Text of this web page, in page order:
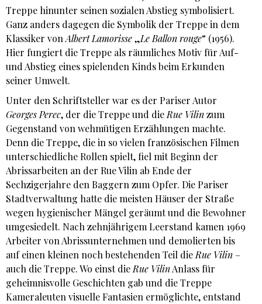
Treppe hinunter seinen sozialen Abstieg symbolisiert.
Ganz anders dagegen die Symbolik der Treppe in dem
Klassiker vonAlbert Lamorisse„Le Ballon rouge“ (1956).
Hier fungiert die Treppe als räumliches Motiv für Auf-
und Abstieg eines spielenden Kinds beim Erkunden
seiner Umwelt.
Unter den Schriftsteller war es der Pariser Autor
Georges Perec, der die Treppe und dieRue Vilinzum
Gegenstand von wehmütigen Erzählungen machte.
Denn die Treppe, die in so vielen französischen Filmen
unterschiedliche Rollen spielt, fiel mit Beginn der
Abrissarbeiten an der Rue Vilin ab Ende der
Sechzigerjahre den Baggern zum Opfer. Die Pariser
Stadtverwaltung hatte die meisten Häuser der Straße
wegen hygienischer Mängel geräumt und die Bewohner
umgesiedelt. Nach zehnjährigem Leerstand kamen 1969
Arbeiter von Abrissunternehmen und demolierten bis
auf einen kleinen noch bestehenden Teil dieRue Vilin –
auch die Treppe. Wo einst dieRue VilinAnlass für
geheimnisvolle Geschichten gab und die Treppe
Kameraleuten visuelle Fantasien ermöglichte, entstand